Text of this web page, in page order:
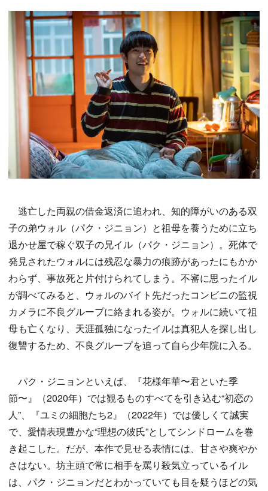
逃亡した両親の借金返済に追われ、知的障がいのある双
子の弟ウォル（パク・ジニョン）と祖母を養うために立ち
退かせ屋で稼ぐ双子の兄イル（パク・ジニョン）。死体で
発見されたウォルには残忍な暴力の痕跡があったにもかか
わらず、事故死と片付けられてしまう。不審に思ったイル
が調べてみると、ウォルのバイト先だったコンビニの監視
カメラに不良グループに絡まれる姿が。ウォルに続いて祖
母も亡くなり、天涯孤独になったイルは真犯人を探し出し
復讐するため、不良グループを追って自ら少年院に入る。
パク・ジニョンといえば、『花様年華〜君といた季
節〜』（2020年）では観るものすべてを引き込む“初恋の
人”、『ユミの細胞たち2』（2022年）では優しくて誠実
で、愛情表現豊かな“理想の彼氏”としてシンドロームを巻
き起こした。だが、本作で見せる表情には、甘さや爽やか
さはない。坊主頭で常に相手を罵り殺気立っているイル
は、パク・ジニョンだとわかっていても目を疑うほどの気